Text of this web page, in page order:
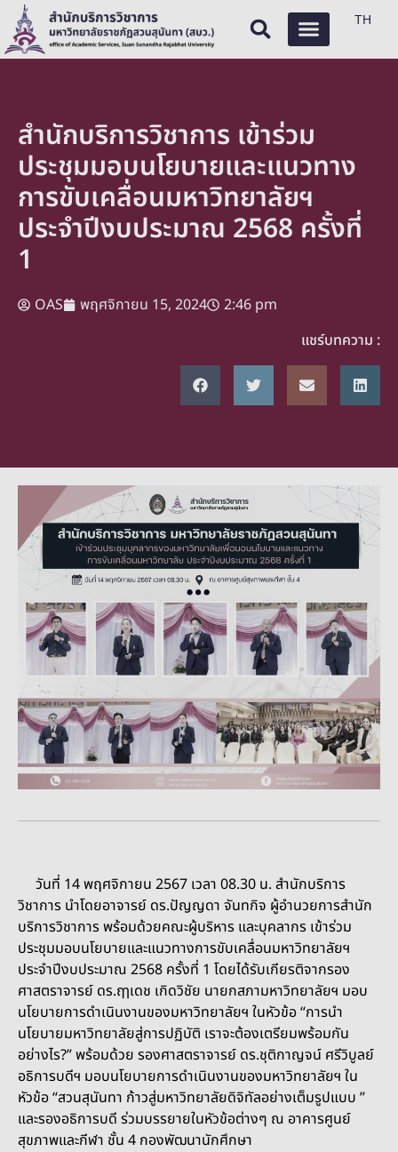
TH
สำนักบริการวิชาการ เข้าร่วม
ประชุมมอบนโยบายและแนวทาง
การขับเคลื่อนมหาวิทยาลัยฯ
ประจำปีงบประมาณ 2568 ครั้งที่
1
OAS พฤศจิกายน 15, 2024
2:46 pm
แชร์บทความ :
วันที่ 14 พฤศจิกายน 2567 เวลา 08.30 น. สำนักบริการ
วิชาการ นำโดยอาจารย์ ดร.ปัญญดา จันทกิจ ผู้อำนวยการสำนัก
บริการวิชาการ พร้อมด้วยคณะผู้บริหาร และบุคลากร เข้าร่วม
ประชุมมอบนโยบายและแนวทางการขับเคลื่อนมหาวิทยาลัยฯ
ประจำปีงบประมาณ 2568 ครั้งที่ 1 โดยได้รับเกียรติจากรอง
ศาสตราจารย์ ดร.ฤๅเดช เกิดวิชัย นายกสภามหาวิทยาลัยฯ มอบ
นโยบายการดำเนินงานของมหาวิทยาลัยฯ ในหัวข้อ “การนำ
นโยบายมหาวิทยาลัยสู่การปฏิบัติ เราจะต้องเตรียมพร้อมกัน
อย่างไร?” พร้อมด้วย รองศาสตราจารย์ ดร.ชุติกาญจน์ ศรีวิบูลย์
อธิการบดีฯ มอบนโยบายการดำเนินงานของมหาวิทยาลัยฯ ใน
หัวข้อ “สวนสุนันทา ก้าวสู่มหาวิทยาลัยดิจิทัลอย่างเต็มรูปแบบ ”
และรองอธิการบดี ร่วมบรรยายในหัวข้อต่างๆ ณ อาคารศูนย์
สุขภาพและกีฬา ชั้น 4 กองพัฒนานักศึกษา